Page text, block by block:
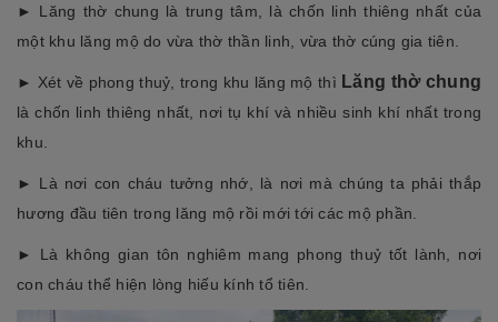
► Lăng thờ chung là trung tâm, là chốn linh thiêng nhất của
một khu lăng mộ do vừa thờ thần linh, vừa thờ cúng gia tiên.
► Xét về phong thuỷ, trong khu lăng mộ thì Lăng thờ chung
là chốn linh thiêng nhất, nơi tụ khí và nhiều sinh khí nhất trong
khu.
► Là nơi con cháu tưởng nhớ, là nơi mà chúng ta phải thắp
hương đầu tiên trong lăng mộ rồi mới tới các mộ phần.
► Là không gian tôn nghiêm mang phong thuỷ tốt lành, nơi
con cháu thể hiện lòng hiếu kính tổ tiên.